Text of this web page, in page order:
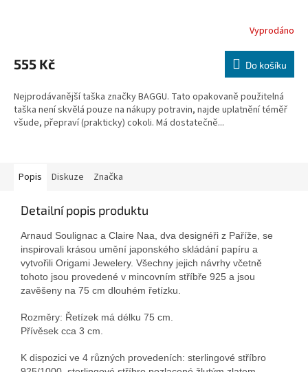
Vyprodáno
555 Kč Do košíku
Nejprodávanější taška značky BAGGU. Tato opakovaně použitelná
taška není skvělá pouze na nákupy potravin, najde uplatnění téměř
všude, přepraví (prakticky) cokoli. Má dostatečně...
Popis Diskuze Značka
Detailní popis produktu
Arnaud Soulignac a Claire Naa, dva designéři z Paříže, se
inspirovali krásou umění japonského skládání papíru a
vytvořili Origami Jewelery. Všechny jejich návrhy včetně
tohoto jsou provedené v mincovním stříbře 925 a jsou
zavěšeny na 75 cm dlouhém řetízku.
Rozměry: Řetízek má délku 75 cm.
Přívěsek cca 3 cm.
K dispozici ve 4 různých provedeních: sterlingové stříbro